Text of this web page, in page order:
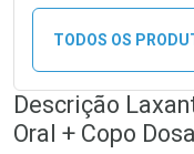
TODOS OS
Descrição
Oral + Copo